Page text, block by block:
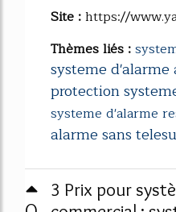
Site :https://
Thèmes liés :
systeme
protection
systeme d'alarme
alarme sans
3 Prix pour